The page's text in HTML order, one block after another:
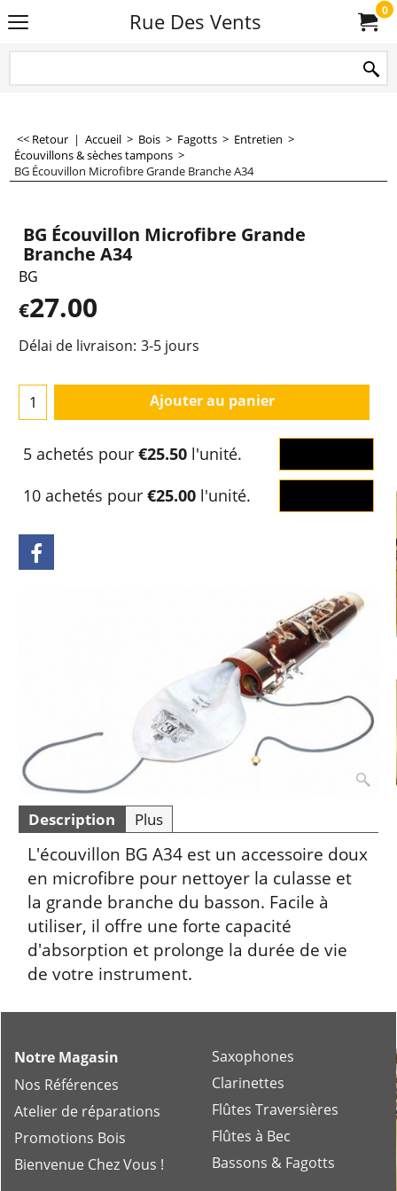
Rue Des Vents 0
<< Retour | Accueil > Bois > Fagotts > Entretien >
Écouvillons & sèches tampons >
BG Écouvillon Microfibre Grande Branche A34
BG Écouvillon Microfibre Grande
Branche A34
BG
€27.00
Délai de livraison: 3-5 jours
Ajouter au panier
5 achetés pour €25.50 l'unité.
10 achetés pour €25.00 l'unité.
Description Plus
L'écouvillon BG A34 est un accessoire doux
en microfibre pour nettoyer la culasse et
la grande branche du basson. Facile à
utiliser, il offre une forte capacité
d'absorption et prolonge la durée de vie
de votre instrument.
Notre Magasin
Nos Références
Atelier de réparations
Promotions Bois
Bienvenue Chez Vous !
Saxophones
Clarinettes
Flûtes Traversières
Flûtes à Bec
Bassons & Fagotts